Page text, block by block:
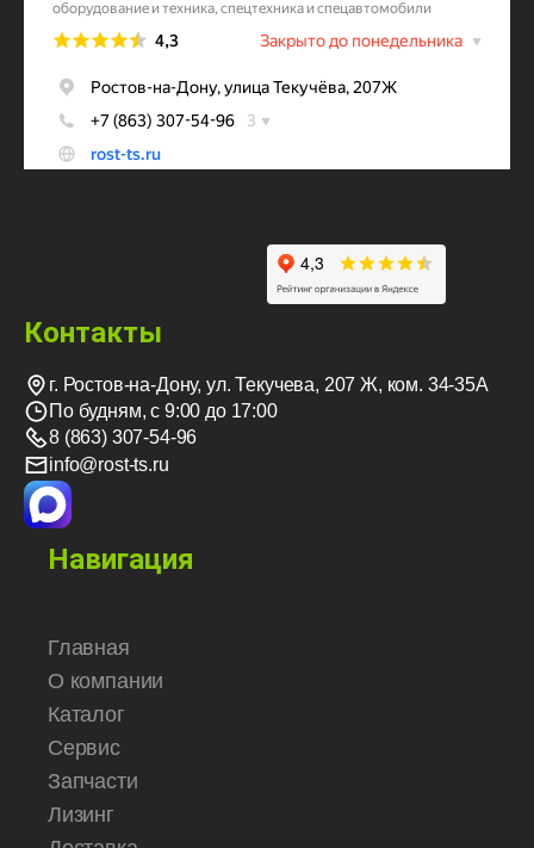
Навигация
Главная
О компании
Каталог
Сервис
Запчасти
Лизинг
Контакты
г. Ростов-на-Дону, ул. Текучева, 207 Ж, ком. 34-35А
По будням, с 9:00 до 17:00
8 (863) 307-54-96
info@rost-ts.ru